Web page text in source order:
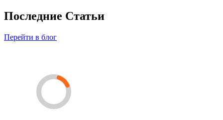
Последние Статьи
Перейти в блог